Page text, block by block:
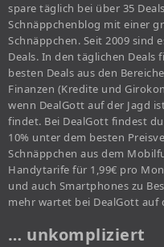
spare täglich bei über 35
Schnäppchenblog mit einer
Schnäppchen. Seit 2009 sind
Deals. In den täglichen
besten Deals aus den
Finanzen (Kredite und
wenn DealGott auf der Jagd
findet. Bei DealGott findest
10% unter dem besten
Schnäppchen aus dem
Handytarife für 1,99€ pro
und auch Smartphones zu
mehr wartet bei DealGott auf
… unkompliziert